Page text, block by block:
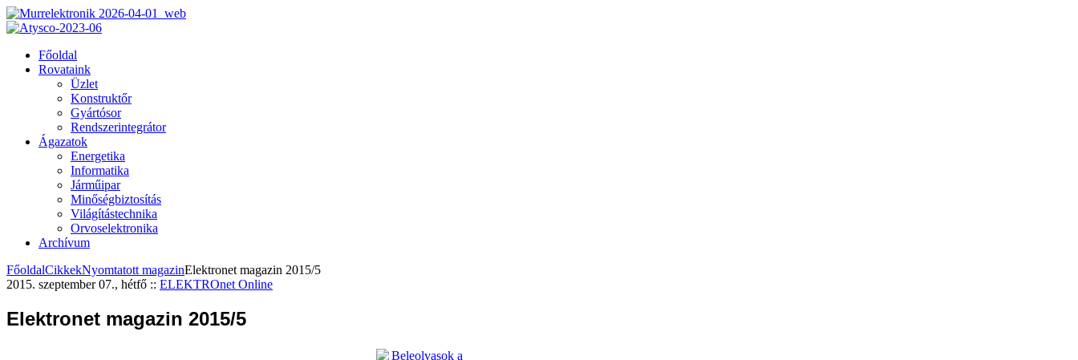
Főoldal
Rovataink
Üzlet
Konstruktőr
Gyártósor
Rendszerintegrátor
Ágazatok
Energetika
Informatika
Járműipar
Minőségbiztosítás
Világítástechnika
Orvoselektronika
Archívum
FőoldalCikkekNyomtatott magazinElektronet magazin 2015/5
2015. szeptember 07., hétfő :: ELEKTROnet Online
Elektronet magazin 2015/5